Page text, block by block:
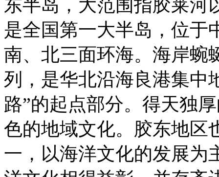
东半岛，大范围指胶莱河
是全国第一大半岛，位于
南、北三面环海。海岸蜿
列，是华北沿海良港集中
路”的起点部分。得天独
色的地域文化。胶东地区
一，以海洋文化的发展为